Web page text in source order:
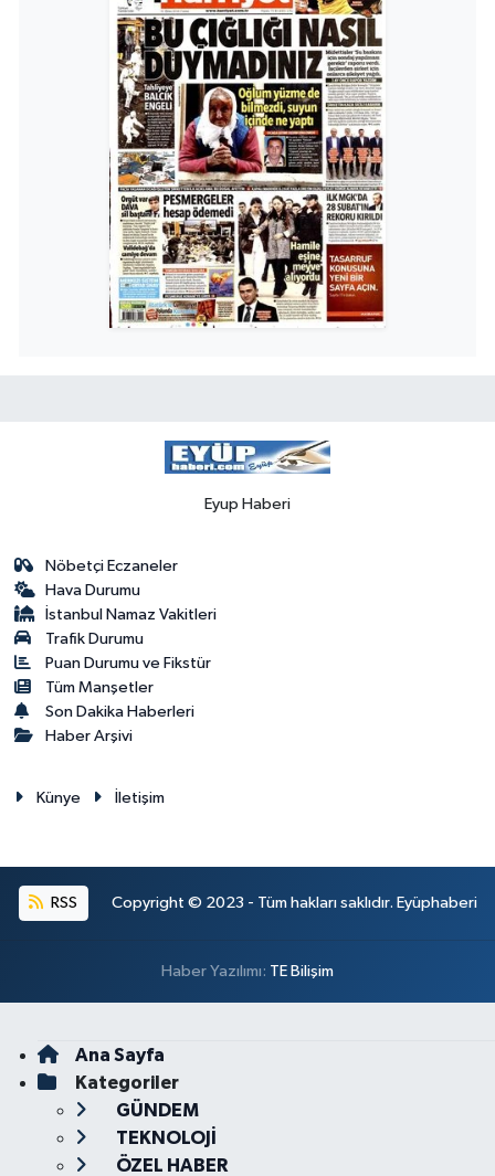
Eyup Haberi
Nöbetçi Eczaneler
Hava Durumu
İstanbul Namaz Vakitleri
Trafik Durumu
Puan Durumu ve Fikstür
Tüm Manşetler
Son Dakika Haberleri
Haber Arşivi
Künye İletişim
RSS Copyright © 2023 - Tüm hakları saklıdır. Eyüphaberi
Haber Yazılımı: TE Bilişim
Ana Sayfa
Kategoriler
GÜNDEM
TEKNOLOJİ
ÖZEL HABER